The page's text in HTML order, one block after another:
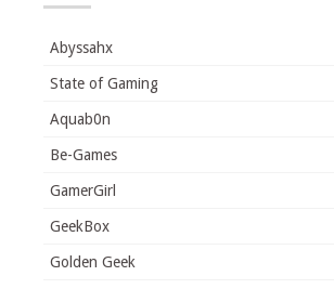
Abyssahx
State of Gaming
Aquab0n
Be-Games
GamerGirl
GeekBox
Golden Geek